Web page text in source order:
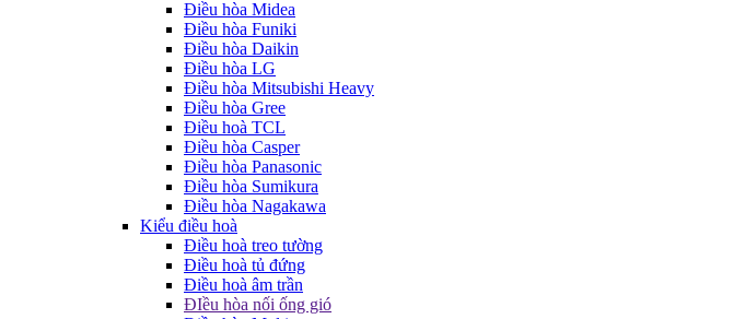
Điều hòa Midea
Điều hòa Funiki
Điều hòa Daikin
Điều hòa LG
Điều hòa Mitsubishi Heavy
Điều hòa Gree
Điều hoà TCL
Điều hòa Casper
Điều hòa Panasonic
Điều hòa Sumikura
Điều hòa Nagakawa
Kiểu điều hoà
Điều hoà treo tường
Điều hoà tủ đứng
Điều hoà âm trần
ĐIều hòa nối ống gió